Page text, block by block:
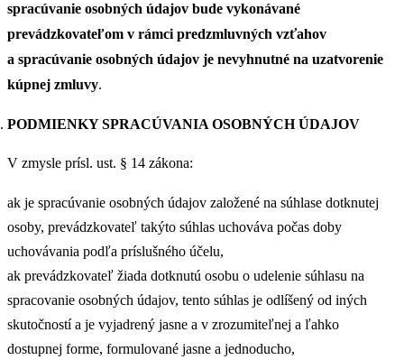
spracúvanie osobných údajov bude vykonávané
prevádzkovateľom v rámci predzmluvných vzťahov
a spracúvanie osobných údajov je nevyhnutné na uzatvorenie
kúpnej zmluvy.
PODMIENKY SPRACÚVANIA OSOBNÝCH ÚDAJOV
V zmysle prísl. ust. § 14 zákona:
ak je spracúvanie osobných údajov založené na súhlase dotknutej
osoby, prevádzkovateľ takýto súhlas uchováva počas doby
uchovávania podľa príslušného účelu,
ak prevádzkovateľ žiada dotknutú osobu o udelenie súhlasu na
spracovanie osobných údajov, tento súhlas je odlíšený od iných
skutočností a je vyjadrený jasne a v zrozumiteľnej a ľahko
dostupnej forme, formulované jasne a jednoducho,